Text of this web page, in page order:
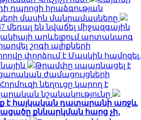
դպրոցի հրաձգության
մասին մանրամասները
մեդալ են նվաճել միջազգային
արևելքում արտակարգ
շոգի ալիքների
փորձում է Մասկին համոզել,
Թրամփը սպառնացել է
ժամացույցների
նեղուցը կարող է
նշանակությունը
է հայկական դատարանի առջև
քննարկման հարց չի․